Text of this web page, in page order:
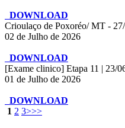
DOWNLOAD
Crioulaço de Poxoréo/ MT -
02 de Julho de 2026
DOWNLOAD
[Exame clinico] Etapa 11 | 23/
01 de Julho de 2026
DOWNLOAD
1 2 3>>>